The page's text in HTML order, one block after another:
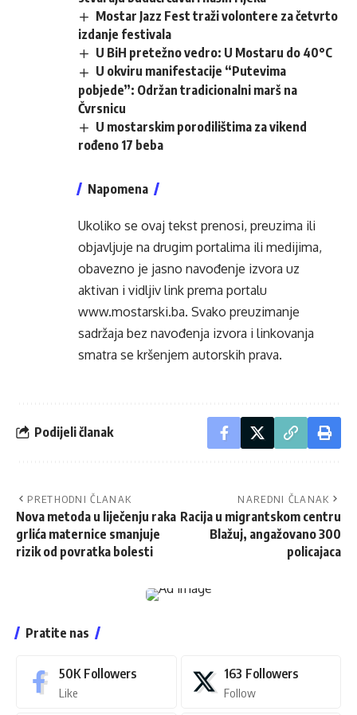
Mostar Jazz Fest traži volontere za četvrto
izdanje festivala
U BiH pretežno vedro: U Mostaru do 40°C
U okviru manifestacije “Putevima
pobjede”: Održan tradicionalni marš na
Čvrsnicu
U mostarskim porodilištima za vikend
rođeno 17 beba
Napomena
Ukoliko se ovaj tekst prenosi, preuzima ili
objavljuje na drugim portalima ili medijima,
obavezno je jasno navođenje izvora uz
aktivan i vidljiv link prema portalu
www.mostarski.ba. Svako preuzimanje
sadržaja bez navođenja izvora i linkovanja
smatra se kršenjem autorskih prava.
Podijeli članak
PRETHODNI ČLANAK
Nova metoda u liječenju raka
grlića maternice smanjuje
rizik od povratka bolesti
NAREDNI ČLANAK
Racija u migrantskom centru
Blažuj, angažovano 300
policajaca
Pratite nas
50K Followers
Like
163 Followers
Follow